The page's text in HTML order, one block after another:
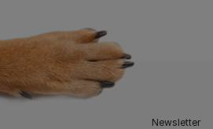
Newsletter